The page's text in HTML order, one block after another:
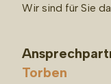
Wir sind für Sie
Torben